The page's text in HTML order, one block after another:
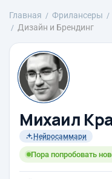
Главная Фрилансеры
Дизайн и Брендинг
Михаил
Нейросаммари
Пора попробовать